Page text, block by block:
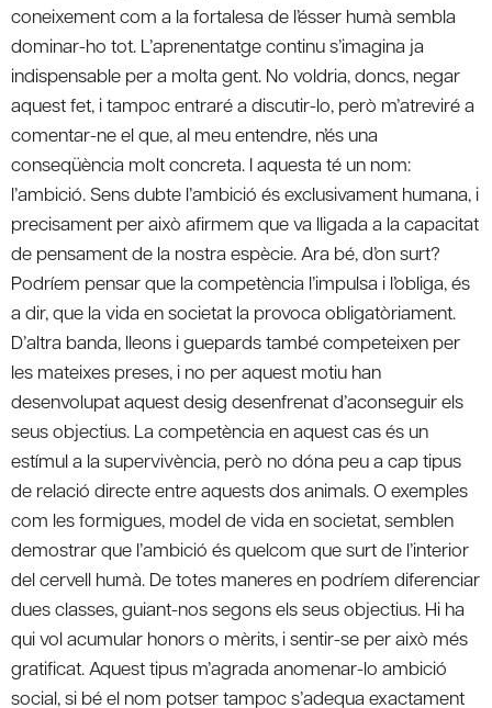
coneixement com a la fortalesa de l’ésser humà sembla
dominar-ho tot. L’aprenentatge continu s’imagina ja
indispensable per a molta gent. No voldria, doncs, negar
aquest fet, i tampoc entraré a discutir-lo, però m’atreviré a
comentar-ne el que, al meu entendre, n’és una
conseqüència molt concreta. I aquesta té un nom:
l’ambició. Sens dubte l’ambició és exclusivament humana, i
precisament per això afirmem que va lligada a la capacitat
de pensament de la nostra espècie. Ara bé, d’on surt?
Podríem pensar que la competència l’impulsa i l’obliga, és
a dir, que la vida en societat la provoca obligatòriament.
D’altra banda, lleons i guepards també competeixen per
les mateixes preses, i no per aquest motiu han
desenvolupat aquest desig desenfrenat d’aconseguir els
seus objectius. La competència en aquest cas és un
estímul a la supervivència, però no dóna peu a cap tipus
de relació directe entre aquests dos animals. O exemples
com les formigues, model de vida en societat, semblen
demostrar que l’ambició és quelcom que surt de l’interior
del cervell humà. De totes maneres en podríem diferenciar
dues classes, guiant-nos segons els seus objectius. Hi ha
qui vol acumular honors o mèrits, i sentir-se per això més
gratificat. Aquest tipus m’agrada anomenar-lo ambició
social, si bé el nom potser tampoc s’adequa exactament